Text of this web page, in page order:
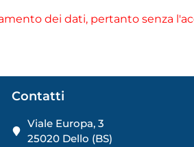
dei dati, pertanto senza
Contatti
Viale Europa, 3
25020 Dello (BS)